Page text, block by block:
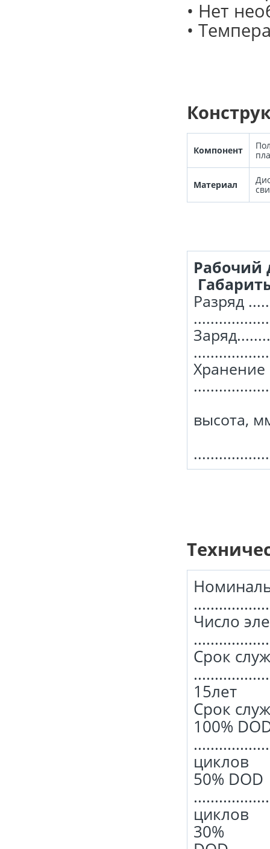
• Нет
•
Компонент
Материал
Разряд
Хранение
высота,
Число
Срок
15лет
Срок
100%
циклов
50% DOD
циклов
30%